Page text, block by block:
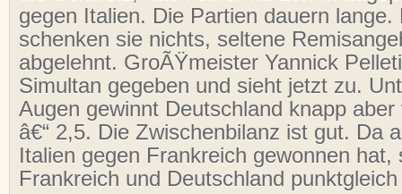
gegen Italien. Die Partien dauern lange.
schenken sie nichts, seltene
abgelehnt. GroÃŸmeister Yannick
Simultan gegeben und sieht jetzt zu.
Augen gewinnt Deutschland knapp
â€“ 2,5. Die Zwischenbilanz ist gut. Da
Italien gegen Frankreich gewonnen hat,
Frankreich und Deutschland